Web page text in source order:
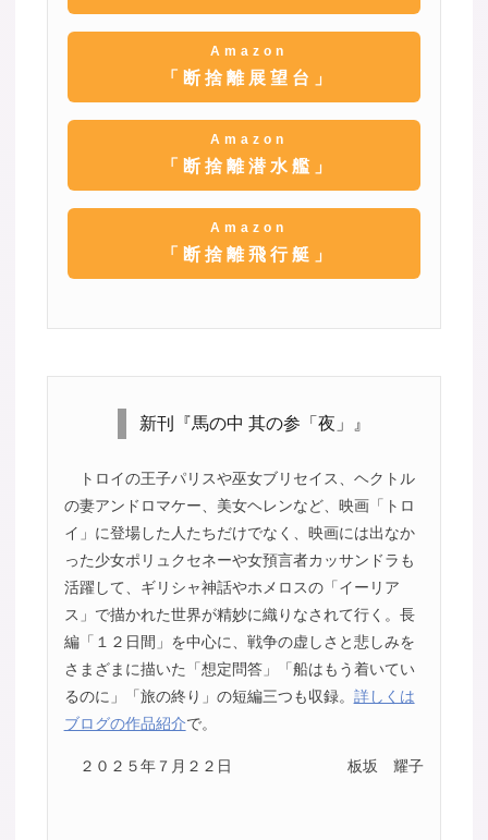
Amazon
「断捨離展望台」
Amazon
「断捨離潜水艦」
Amazon
「断捨離飛行艇」
新刊『馬の中 其の参「夜」』
トロイの王子パリスや巫女ブリセイス、ヘクトル
の妻アンドロマケー、美女ヘレンなど、映画「トロ
イ」に登場した人たちだけでなく、映画には出なか
った少女ポリュクセネーや女預言者カッサンドラも
活躍して、ギリシャ神話やホメロスの「イーリア
ス」で描かれた世界が精妙に織りなされて行く。長
編「１２日間」を中心に、戦争の虚しさと悲しみを
さまざまに描いた「想定問答」「船はもう着いてい
るのに」「旅の終り」の短編三つも収録。 詳しくは
ブログの作品紹介で。
２０２５年７月２２日 板坂 耀子